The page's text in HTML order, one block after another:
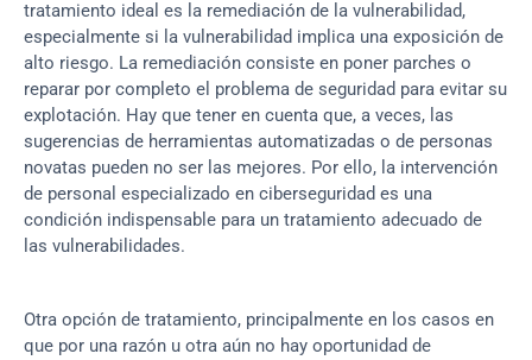
tratamiento ideal es la remediación de la vulnerabilidad,
especialmente si la vulnerabilidad implica una exposición de
alto riesgo. La remediación consiste en poner parches o
reparar por completo el problema de seguridad para evitar su
explotación. Hay que tener en cuenta que, a veces, las
sugerencias de herramientas automatizadas o de personas
novatas pueden no ser las mejores. Por ello, la intervención
de personal especializado en ciberseguridad es una
condición indispensable para un tratamiento adecuado de
las vulnerabilidades.
Otra opción de tratamiento, principalmente en los casos en
que por una razón u otra aún no hay oportunidad de